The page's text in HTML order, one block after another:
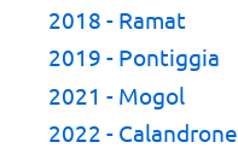
2018 - Ramat
2019 - Pontiggia
2021 - Mogol
2022 - Calandrone